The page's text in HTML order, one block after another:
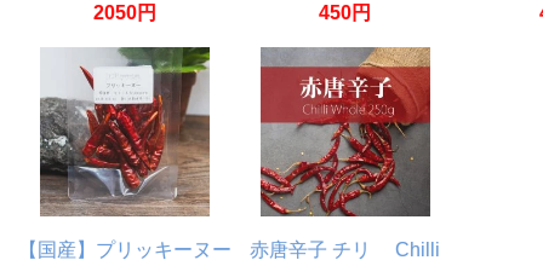
2050円
450円
【国産】プリッキーヌー
赤唐辛子 チリ Chilli